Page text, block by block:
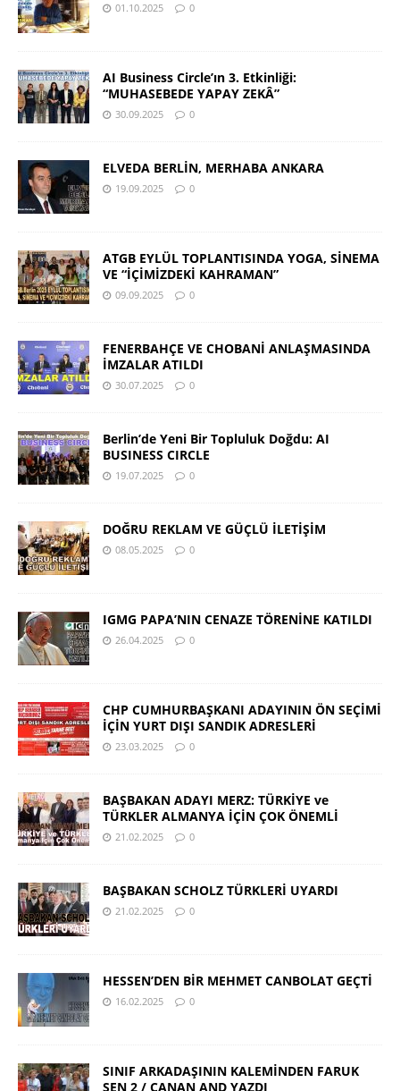
01.10.2025 0
AI Business Circle’ın 3. Etkinliği:
“MUHASEBEDE YAPAY ZEKÂ”
30.09.2025 0
ELVEDA BERLİN, MERHABA ANKARA
19.09.2025 0
ATGB EYLÜL TOPLANTISINDA YOGA, SİNEMA
VE “İÇİMİZDEKİ KAHRAMAN”
09.09.2025 0
FENERBAHÇE VE CHOBANİ ANLAŞMASINDA
İMZALAR ATILDI
30.07.2025 0
Berlin’de Yeni Bir Topluluk Doğdu: AI
BUSINESS CIRCLE
19.07.2025 0
DOĞRU REKLAM VE GÜÇLÜ İLETİŞİM
08.05.2025 0
IGMG PAPA’NIN CENAZE TÖRENİNE KATILDI
26.04.2025 0
CHP CUMHURBAŞKANI ADAYININ ÖN SEÇİMİ
İÇİN YURT DIŞI SANDIK ADRESLERİ
23.03.2025 0
BAŞBAKAN ADAYI MERZ: TÜRKİYE ve
TÜRKLER ALMANYA İÇİN ÇOK ÖNEMLİ
21.02.2025 0
BAŞBAKAN SCHOLZ TÜRKLERİ UYARDI
21.02.2025 0
HESSEN’DEN BİR MEHMET CANBOLAT GEÇTİ
16.02.2025 0
SINIF ARKADAŞININ KALEMİNDEN FARUK
ŞEN 2 / CANAN AND YAZDI